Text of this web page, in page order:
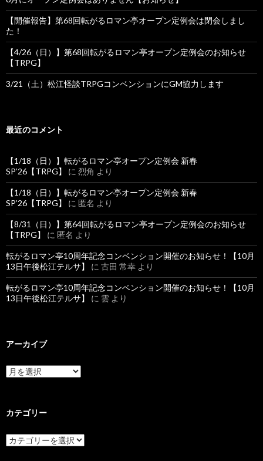
【開催報告】第68回転がるロマン亭オープン定例会は閉会しまし
た！
【4/26（日）】第68回転がるロマン亭オープン定例会のお知らせ
【TRPG】
3/21（土）松江怪談TRPGコンベンションにGM協力します
最近のコメント
【1/18（日）】転がるロマン亭オープン定例会 新春
SP’26【TRPG】
に 烈角 より
【1/18（日）】転がるロマン亭オープン定例会 新春
SP’26【TRPG】
に 匿名 より
【8/31（日）】第64回転がるロマン亭オープン定例会のお知らせ
【TRPG】
に 匿名 より
転がるロマン亭10周年記念コンベンション開催のお知らせ！【10月
13日午後松江テルサ】
に 古田 常幸 より
転がるロマン亭10周年記念コンベンション開催のお知らせ！【10月
13日午後松江テルサ】
に 雲 より
アーカイブ
ア
ー
ブ
カテゴリー
カ
テ